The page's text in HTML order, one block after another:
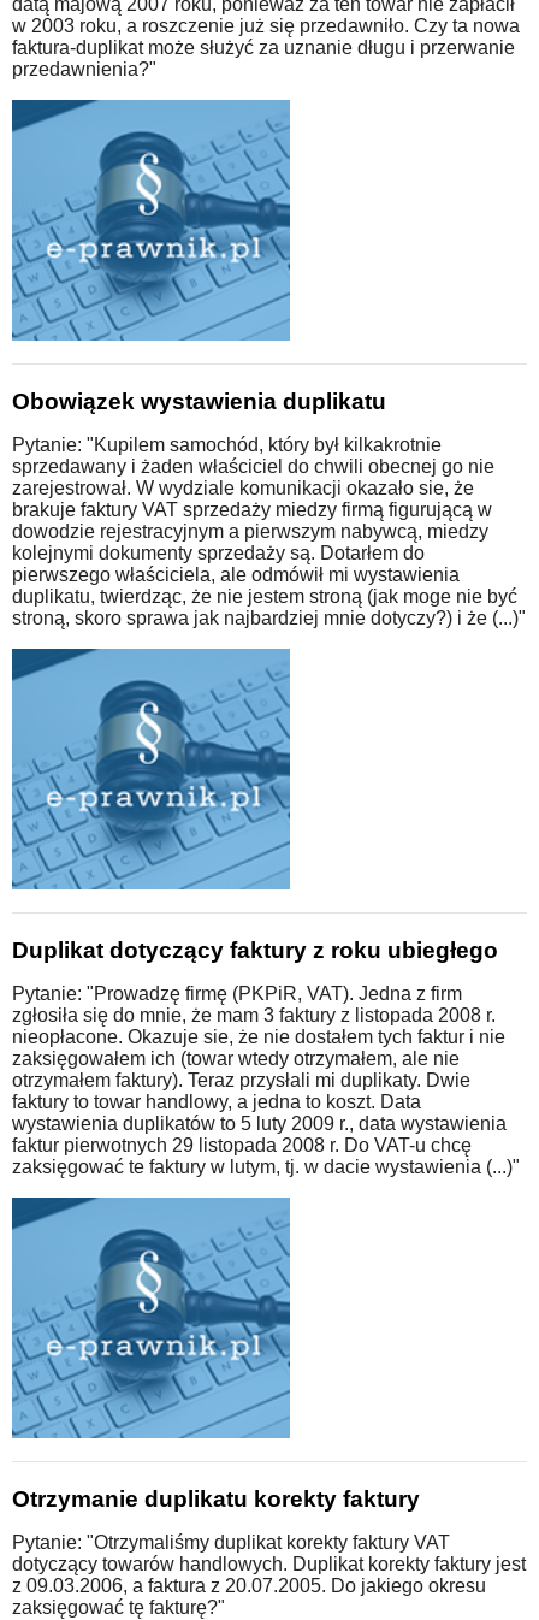
datą majową 2007 roku, ponieważ za ten towar nie zapłacił
w 2003 roku, a roszczenie już się przedawniło. Czy ta nowa
faktura-duplikat może służyć za uznanie długu i przerwanie
przedawnienia?"
Obowiązek wystawienia duplikatu
Pytanie: "Kupilem samochód, który był kilkakrotnie
sprzedawany i żaden właściciel do chwili obecnej go nie
zarejestrował. W wydziale komunikacji okazało sie, że
brakuje faktury VAT sprzedaży miedzy firmą figurującą w
dowodzie rejestracyjnym a pierwszym nabywcą, miedzy
kolejnymi dokumenty sprzedaży są. Dotarłem do
pierwszego właściciela, ale odmówił mi wystawienia
duplikatu, twierdząc, że nie jestem stroną (jak moge nie być
stroną, skoro sprawa jak najbardziej mnie dotyczy?) i że (...)"
Duplikat dotyczący faktury z roku ubiegłego
Pytanie: "Prowadzę firmę (PKPiR, VAT). Jedna z firm
zgłosiła się do mnie, że mam 3 faktury z listopada 2008 r.
nieopłacone. Okazuje sie, że nie dostałem tych faktur i nie
zaksięgowałem ich (towar wtedy otrzymałem, ale nie
otrzymałem faktury). Teraz przysłali mi duplikaty. Dwie
faktury to towar handlowy, a jedna to koszt. Data
wystawienia duplikatów to 5 luty 2009 r., data wystawienia
faktur pierwotnych 29 listopada 2008 r. Do VAT-u chcę
zaksięgować te faktury w lutym, tj. w dacie wystawienia (...)"
Otrzymanie duplikatu korekty faktury
Pytanie: "Otrzymaliśmy duplikat korekty faktury VAT
dotyczący towarów handlowych. Duplikat korekty faktury jest
z 09.03.2006, a faktura z 20.07.2005. Do jakiego okresu
zaksięgować tę fakturę?"